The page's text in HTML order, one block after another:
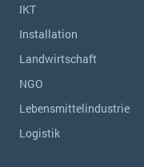
IKT
Installation
Landwirtschaft
NGO
Lebensmittelindustrie
Logistik